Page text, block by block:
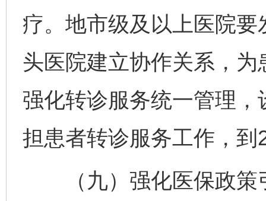
疗。地市级及以上医院
头医院建立协作关系，
强化转诊服务统一管理
担患者转诊服务工作，
（九）强化医保政策